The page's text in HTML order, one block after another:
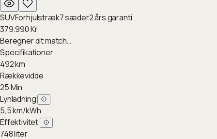
SUVForhjulstræk7sæder2års garanti
379.990Kr
Beregner dit match…
Specifikationer
492km
Rækkevidde
25Min
Lynladning
5,5km/kWh
Effektivitet
748liter